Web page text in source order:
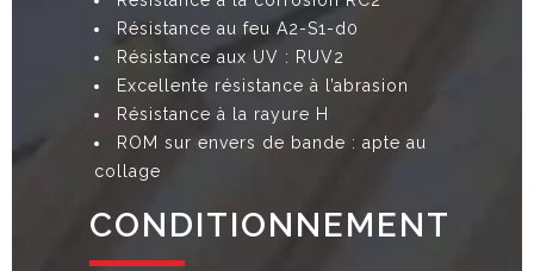
Résistance au feu A2-S1-d0
Résistance aux UV : RUV2
Excellente résistance à l’abrasion
Résistance à la rayure H
ROM sur envers de bande : apte au
collage
CONDITIONNEMENT